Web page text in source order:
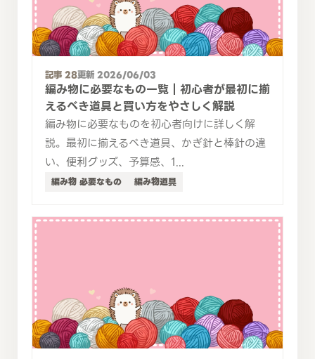
記事 28更新 2026/06/03
編み物に必要なもの一覧｜初心者が最初に揃
えるべき道具と買い方をやさしく解説
編み物に必要なものを初心者向けに詳しく解
説。最初に揃えるべき道具、かぎ針と棒針の違
い、便利グッズ、予算感、1...
編み物 必要なもの 編み物道具